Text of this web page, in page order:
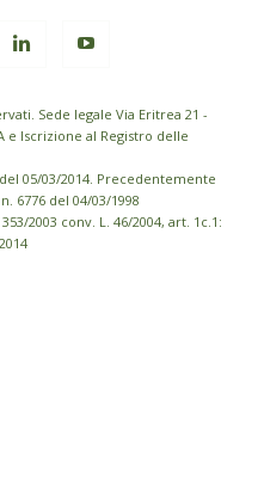
Sede legale Via Eritrea 21 -
e Iscrizione al Registro delle
05/03/2014. Precedentemente
6776 del 04/03/1998
2003 conv. L. 46/2004, art. 1c.1: